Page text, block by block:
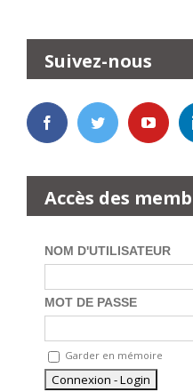
Suivez-nous
Accès des
NOM D'UTILISATEUR
MOT DE PASSE
Garder en mémoire